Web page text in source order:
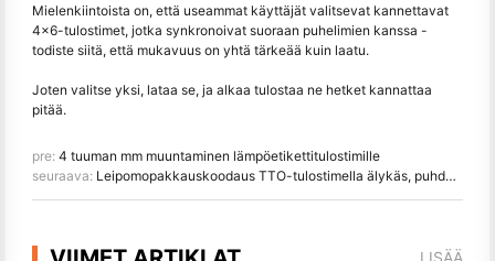
Mielenkiintoista on, että useammat käyttäjät valitsevat kannettavat
4x6-tulostimet, jotka synkronoivat suoraan puhelimien kanssa -
todiste siitä, että mukavuus on yhtä tärkeää kuin laatu.
Joten valitse yksi, lataa se, ja alkaa tulostaa ne hetket kannattaa
pitää.
pre: 4 tuuman mm muuntaminen lämpöetikettitulostimille
seuraava: Leipomopakkauskoodaus TTO-tulostimella älykäs, puhdas ja luotettava
LISÄÄ